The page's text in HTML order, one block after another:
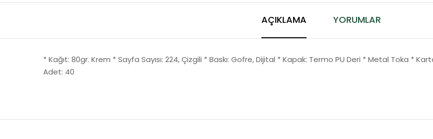
AÇIKLAMA YORUMLAR
* Kağıt: 80gr. Krem * Sayfa Sayısı: 224, Çizgili * Baskı: Gofre, Dijital * Kapak: Termo PU Deri * Metal Toka *
Adet: 40